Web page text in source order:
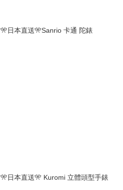
🎌日本直送🎌Sanrio 卡通 陀錶
🎌日本直送🎌 Kuromi 立體頭型手錶